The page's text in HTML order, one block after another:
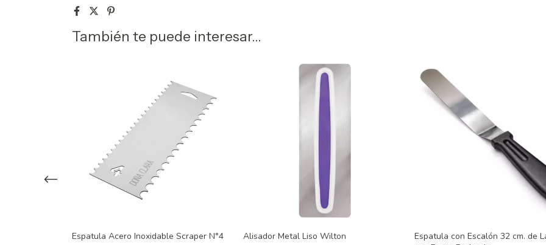
También te puede interesar...
Espatula Acero Inoxidable Scraper N°4 Alisador Metal Liso Wilton
Espatula con Escalón 32 cm. de